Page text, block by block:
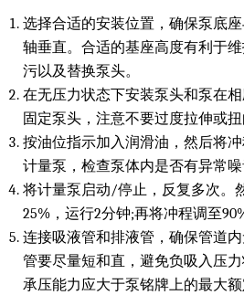
选择合适的安装位置，确保泵底
轴垂直。合适的基座高度有利于
污以及替换泵头。
在无压力状态下安装泵头和泵在
固定泵头，注意不要过度拉伸或扭
按油位指示加入润滑油，然后将
计量泵，检查泵体内是否有异常噪
将计量泵启动/停止，反复多次。
25%，运行2分钟;再将冲程调至
连接吸液管和排液管，确保管道
管要尽量短和直，避免负吸入压
承压能力应大于泵铭牌上的最大额